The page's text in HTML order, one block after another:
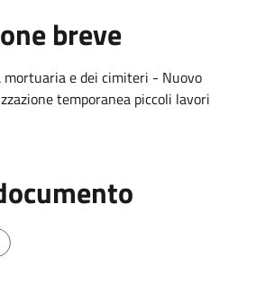
breve
mortuaria e dei cimiteri - Nuovo
temporanea piccoli lavori